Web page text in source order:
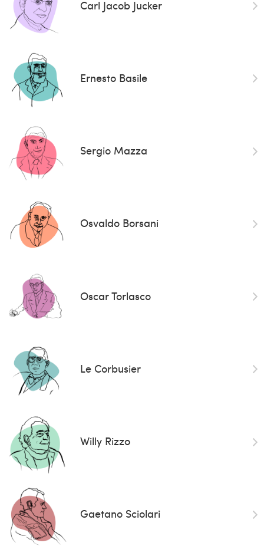
Carl Jacob Jucker
Ernesto Basile
Sergio Mazza
Osvaldo Borsani
Oscar Torlasco
Le Corbusier
Willy Rizzo
Gaetano Sciolari